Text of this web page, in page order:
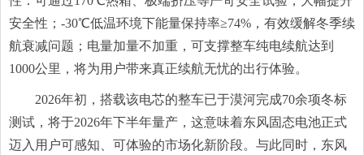
安全性；-30℃低温环境下能量保持率≥74%，有效缓解冬季续
航衰减问题；电量加量不加重，可支撑整车纯电续航达到
1000公里，将为用户带来真正续航无忧的出行体验。
2026年初，搭载该电芯的整车已于漠河完成70余项冬标
测试，将于2026年下半年量产，这意味着东风固态电池正式
迈入用户可感知、可体验的市场化新阶段。与此同时，东风